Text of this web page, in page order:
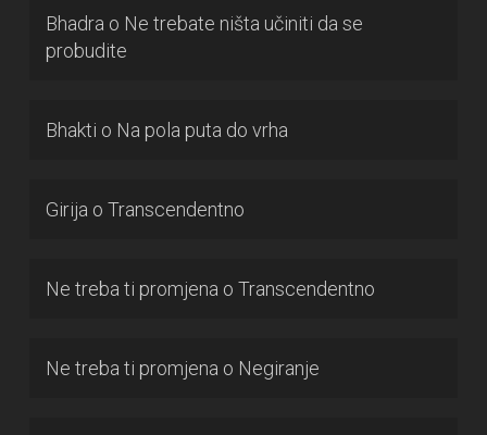
Bhadra o Ne trebate ništa učiniti da se
probudite
Bhakti o Na pola puta do vrha
Girija o Transcendentno
Ne treba ti promjena o Transcendentno
Ne treba ti promjena o Negiranje